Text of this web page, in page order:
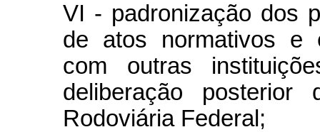
VI - padronização dos
de atos normativos e
com outras
deliberação posterior
Rodoviária Federal;